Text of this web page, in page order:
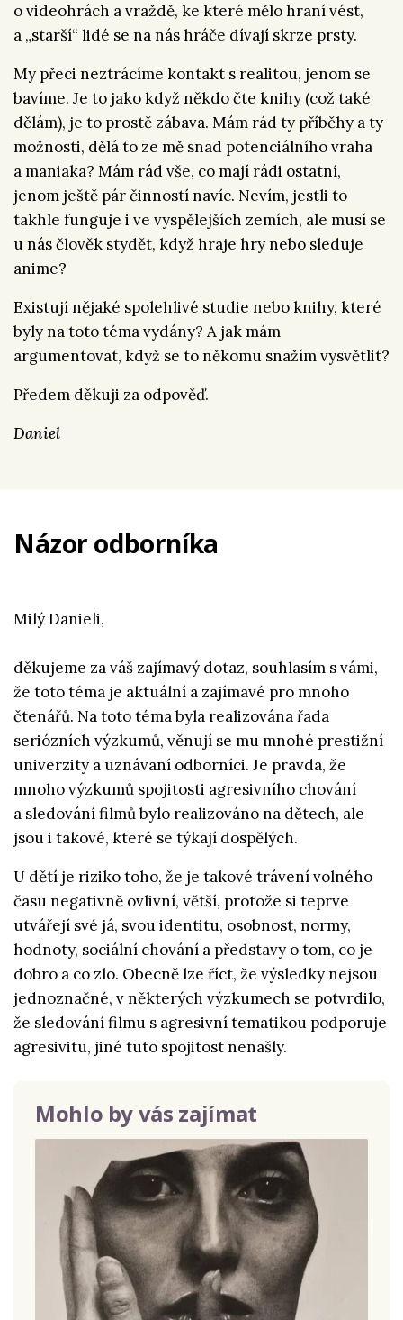
o videohrách a vraždě, ke které mělo hraní vést,
a „starší“ lidé se na nás hráče dívají skrze prsty.
My přeci neztrácíme kontakt s realitou, jenom se
bavíme. Je to jako když někdo čte knihy (což také
dělám), je to prostě zábava. Mám rád ty příběhy a ty
možnosti, dělá to ze mě snad potenciálního vraha
a maniaka? Mám rád vše, co mají rádi ostatní,
jenom ještě pár činností navíc. Nevím, jestli to
takhle funguje i ve vyspělejších zemích, ale musí se
u nás člověk stydět, když hraje hry nebo sleduje
anime?
Existují nějaké spolehlivé studie nebo knihy, které
byly na toto téma vydány? A jak mám
argumentovat, když se to někomu snažím vysvětlit?
Předem děkuji za odpověď.
Daniel
Názor odborníka
Milý Danieli,
děkujeme za váš zajímavý dotaz, souhlasím s vámi,
že toto téma je aktuální a zajímavé pro mnoho
čtenářů. Na toto téma byla realizována řada
seriózních výzkumů, věnují se mu mnohé prestižní
univerzity a uznávaní odborníci. Je pravda, že
mnoho výzkumů spojitosti agresivního chování
a sledování filmů bylo realizováno na dětech, ale
jsou i takové, které se týkají dospělých.
U dětí je riziko toho, že je takové trávení volného
času negativně ovlivní, větší, protože si teprve
utvářejí své já, svou identitu, osobnost, normy,
hodnoty, sociální chování a představy o tom, co je
dobro a co zlo. Obecně lze říct, že výsledky nejsou
jednoznačné, v některých výzkumech se potvrdilo,
že sledování filmu s agresivní tematikou podporuje
agresivitu, jiné tuto spojitost nenašly.
Mohlo by vás zajímat